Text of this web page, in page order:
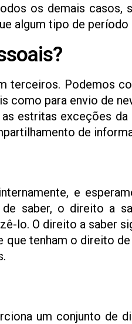
os demais casos,
algum tipo de
terceiros. Podemos
para envio de
estritas exceções
de
e
saber, o direito a
lo. O direito a saber
tenham o direito
um conjunto de